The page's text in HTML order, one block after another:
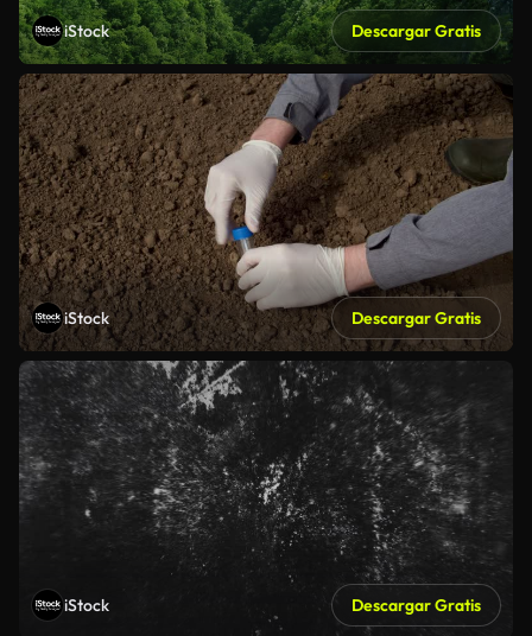
iStock Descargar Gratis
iStock Descargar Gratis
iStock Descargar Gratis